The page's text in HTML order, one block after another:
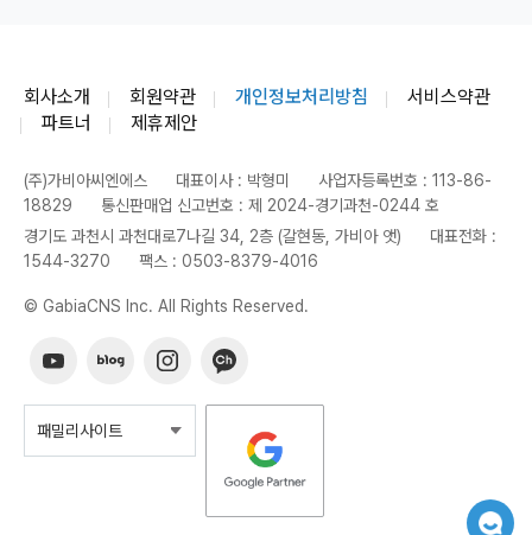
회사소개 회원약관 개인정보처리방침
서비스약관
파트너
제휴제안
(주)가비아씨엔에스 대표이사 : 박형미
사업자등록번호 : 113-86-
18829
통신판매업 신고번호 : 제 2024-경기과천-0244 호
경기도 과천시 과천대로7나길 34, 2층 (갈현동, 가비아 앳)
대표전화 :
1544-3270
팩스 : 0503-8379-4016
© GabiaCNS Inc. All Rights Reserved.